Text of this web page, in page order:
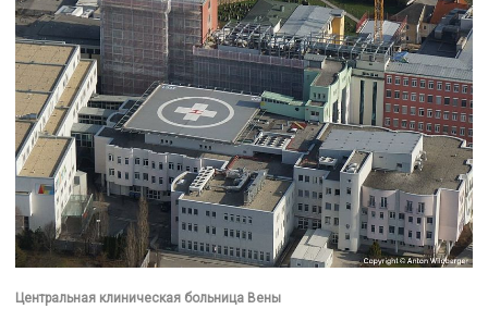
Центральная клиническая больница Вены